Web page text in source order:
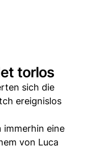
torlos
sich die
ereignislos
immerhin eine
von Luca